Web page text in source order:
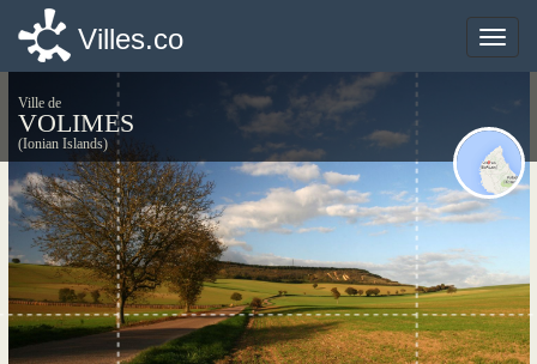
Toggle
Villes.co
Ville de
VOLIMES
(Ionian Islands)
Toggle
Villes.co